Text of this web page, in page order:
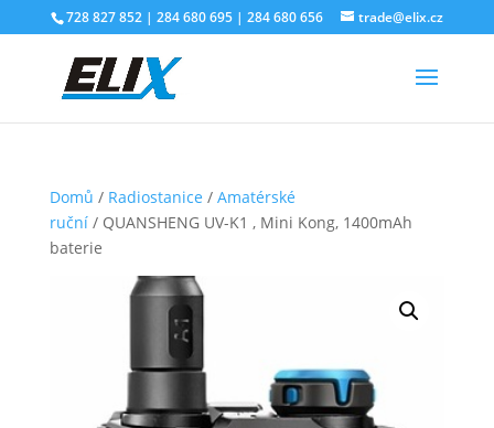
728 827 852 | 284 680 695 | 284 680 656 trade@elix.cz
Domů / Radiostanice / Amatérské
ruční/ QUANSHENG UV-K1 , Mini Kong, 1400mAh
baterie